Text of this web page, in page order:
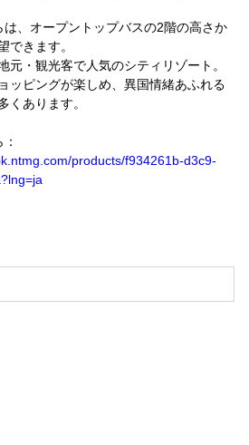
、オープントップバスの2階の高さか
できます。
元・観光客で人気のシティリゾート。
ッピングが楽しめ、異国情緒あふれる
くあります。
products/f934261b-d3c9-